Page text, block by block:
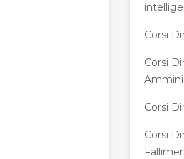
Corsi
Corsi
Corsi
Corsi